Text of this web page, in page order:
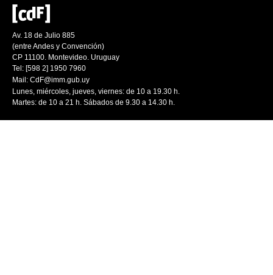
Av. 18 de Julio 885
(entre Andes y Convención)
CP 11100. Montevideo. Uruguay
Tel: [598 2] 1950 7960
Mail: CdF@imm.gub.uy
Lunes, miércoles, jueves, viernes: de 10 a 19.30 h.
Martes: de 10 a 21 h. Sábados de 9.30 a 14.30 h.